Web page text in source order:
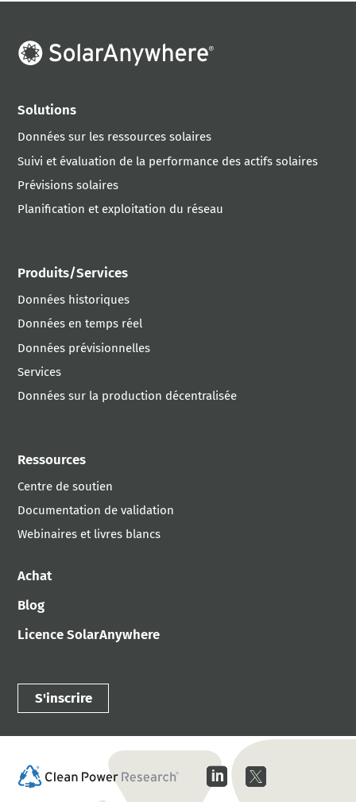
Solutions
Données sur les ressources solaires
Suivi et évaluation de la performance des actifs solaires
Prévisions solaires
Planification et exploitation du réseau
Produits/Services
Données historiques
Données en temps réel
Données prévisionnelles
Services
Données sur la production décentralisée
Ressources
Centre de soutien
Documentation de validation
Webinaires et livres blancs
Achat
Blog
Licence SolarAnywhere
S'inscrire